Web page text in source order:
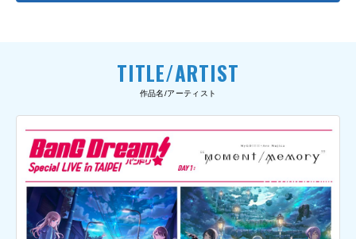
TITLE/ARTIST
作品名/アーティスト